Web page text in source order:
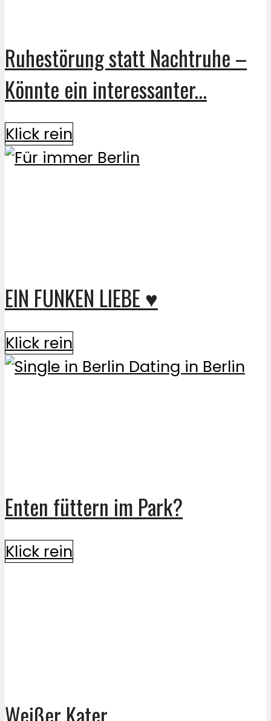
Ruhestörung statt Nachtruhe –
Könnte ein interessanter...
Klick rein
EIN FUNKEN LIEBE ♥
Klick rein
Enten füttern im Park?
Klick rein